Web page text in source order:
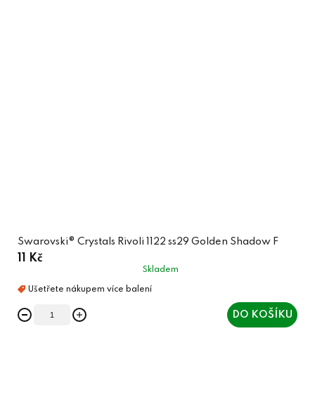
Swarovski® Crystals Rivoli 1122 ss29 Golden Shadow F
11 Kč
Skladem
DO KOŠÍKU